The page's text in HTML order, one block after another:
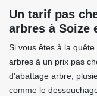
Un tarif pas
arbres à Soize
Si vous êtes à la
arbres à un prix pas
d'abattage arbre,
comme le